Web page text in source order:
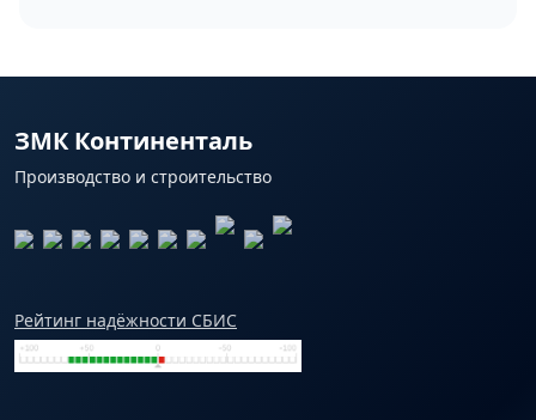
ЗМК Континенталь
Производство и строительство
Рейтинг надёжности СБИС